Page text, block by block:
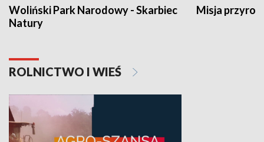
Woliński Park Narodowy - Skarbiec
Natury
Misja
ROLNICTWO I WIEŚ